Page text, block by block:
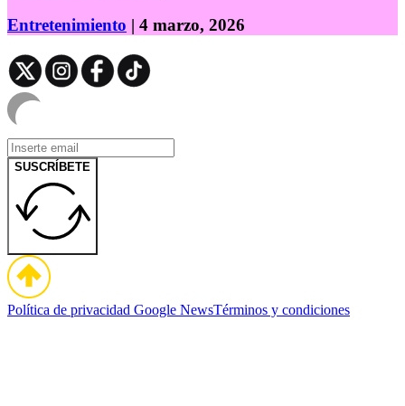
Entretenimiento | 4 marzo, 2026
SUSCRÍBETE
Política de privacidad Google NewsTérminos y condiciones